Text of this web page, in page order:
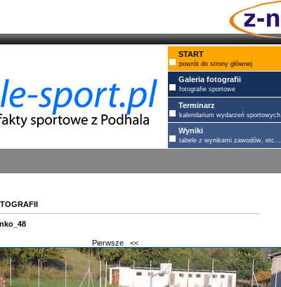
START
powrót do strony głównej
Galeria fotografii
fotografie sportowe
Terminarz
kalendarium wydarzeń sportowych
Wyniki
tabele z wynikami zawodów, etc...
Pierwsze <<